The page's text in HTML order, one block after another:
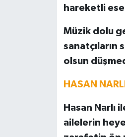
hareketli
Müzik dolu
sanatçıların
olsun
HASAN
Hasan Narlı
ailelerin